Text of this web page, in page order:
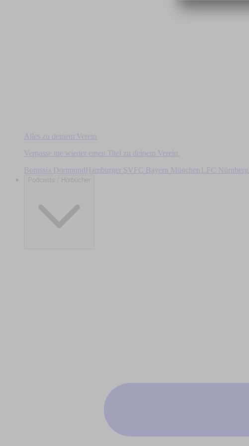
Alles zu deinem Verein
Verpasse nie wieder einen Titel zu deinem Verein.
Borussia DortmundHamburger SV FC Bayern München 1.FC Nürnberg
Podcasts / Hörbücher